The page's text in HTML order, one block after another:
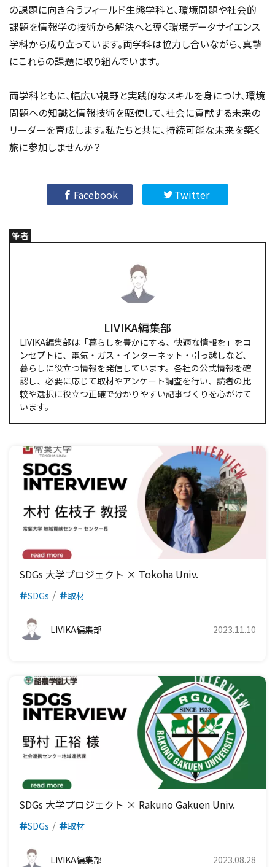
の課題に向き合うフィールド生態学科と、環境問題や社会的
課題を情報学の技術から解決へと導く環境データサイエンス
学科から成り立っています。両学科は協力し合いながら、真摯
にこれらの課題に取り組んでいます。
両学科ともに、幅広い視野と実践的なスキルを身につけ、環境
問題への知識と情報技術を駆使して、社会に貢献する未来の
リーダーを育成します。私たちと共に、持続可能な未来を築く
旅に参加しませんか？
Facebook Twitter
筆者
LIVIKA編集部
LIVIKA編集部は「暮らしを豊かにする、快適な情報を」をコ
ンセプトに、電気・ガス・インターネット・引っ越しなど、
暮らしに役立つ情報を発信しています。各社の公式情報を確
認し、必要に応じて取材やアンケート調査を行い、読者の比
較や選択に役立つ正確で分かりやすい記事づくりを心がけて
います。
SDGs 大学プロジェクト × Tokoha Univ.
SDGs 取材
LIVIKA編集部 2023.11.10
SDGs 大学プロジェクト × Rakuno Gakuen Univ.
SDGs 取材
LIVIKA編集部 2023.08.28